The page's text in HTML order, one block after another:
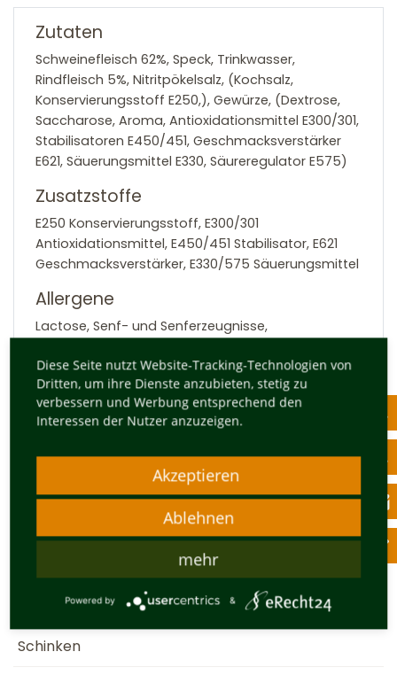
Zutaten
Schweinefleisch 62%, Speck, Trinkwasser,
Rindfleisch 5%, Nitritpökelsalz, (Kochsalz,
Konservierungsstoff E250,), Gewürze, (Dextrose,
Saccharose, Aroma, Antioxidationsmittel E300/301,
Stabilisatoren E450/451, Geschmacksverstärker
E621, Säuerungsmittel E330, Säureregulator E575)
Zusatzstoffe
E250 Konservierungsstoff, E300/301
Antioxidationsmittel, E450/451 Stabilisator, E621
Geschmacksverstärker, E330/575 Säuerungsmittel
Allergene
Lactose, Senf- und Senferzeugnisse,
Zurück
Kategorien
Dorfilmer Bratwurst
Rohwurst
Schinken
Diese Seite nutzt Website-Tracking-Technologien von
Dritten, um ihre Dienste anzubieten, stetig zu
verbessern und Werbung entsprechend den
Interessen der Nutzer anzuzeigen.
Akzeptieren
Ablehnen
mehr
Powered by &